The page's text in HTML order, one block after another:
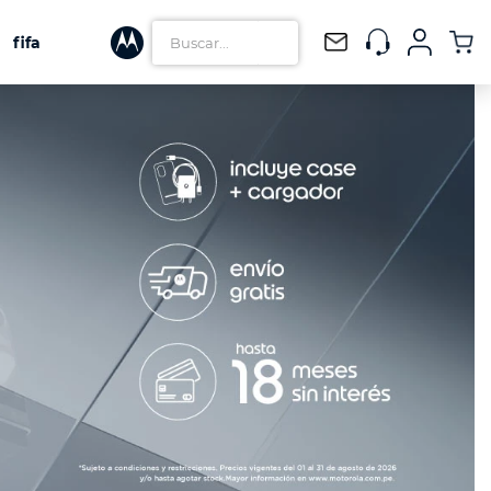
BUSCADOS
1. watch
.
.
4. motorola edge 70 pro
6. motorola edge 70
7. moto buds
9. motorola razr
fifa